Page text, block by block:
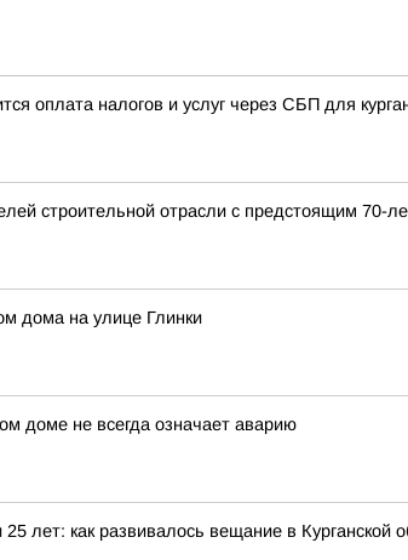
оплата налогов и услуг через СБП для
строительной отрасли с предстоящим 70-
дома на улице Глинки
доме не всегда означает аварию
лет: как развивалось вещание в Курганской